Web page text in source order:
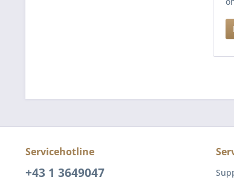
Servicehotline
+43 1 3649047